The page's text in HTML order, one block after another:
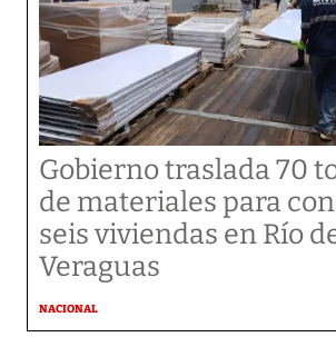
Gobierno traslada 70
de materiales para
seis viviendas en Río
Veraguas
NACIONAL